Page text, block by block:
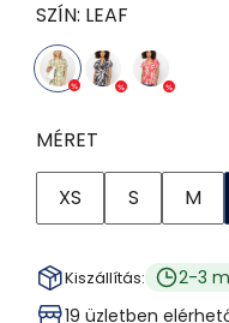
SZÍN: LEAF
MÉRET
XS S M
Kiszállítás:
2-3
19 üzletben